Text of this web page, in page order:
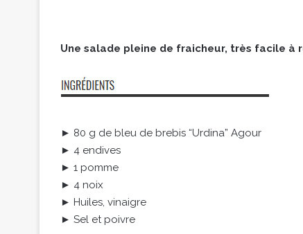
Une salade pleine de fraicheur, très facile
► 80 g de bleu de brebis “Urdina” Agour
► 4 endives
► 1 pomme
► 4 noix
► Huiles, vinaigre
► Sel et poivre